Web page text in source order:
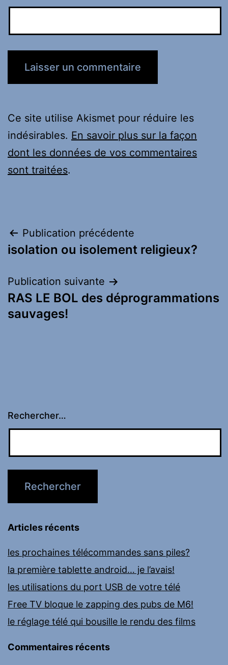
Ce site utilise Akismet pour réduire les
indésirables. En savoir plus sur la façon
dont les données de vos commentaires
sont traitées.
Navigation
de
l’article
Publication précédente
isolation ou isolement religieux?
Publication suivante
RAS LE BOL des déprogrammations
sauvages!
Rechercher…
Articles récents
les prochaines télécommandes sans piles?
la première tablette android… je l’avais!
les utilisations du port USB de votre télé
Free TV bloque le zapping des pubs de M6!
le réglage télé qui bousille le rendu des films
Commentaires récents